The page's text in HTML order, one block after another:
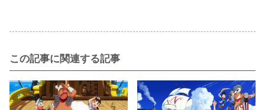
この記事に関連する記事